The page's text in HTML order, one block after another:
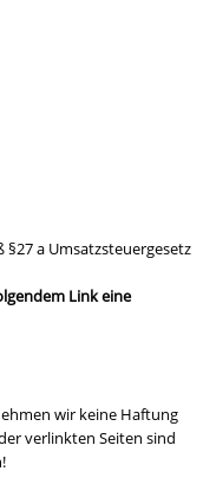
a Umsatzsteuergesetz
Link eine
wir keine Haftung
verlinkten Seiten sind